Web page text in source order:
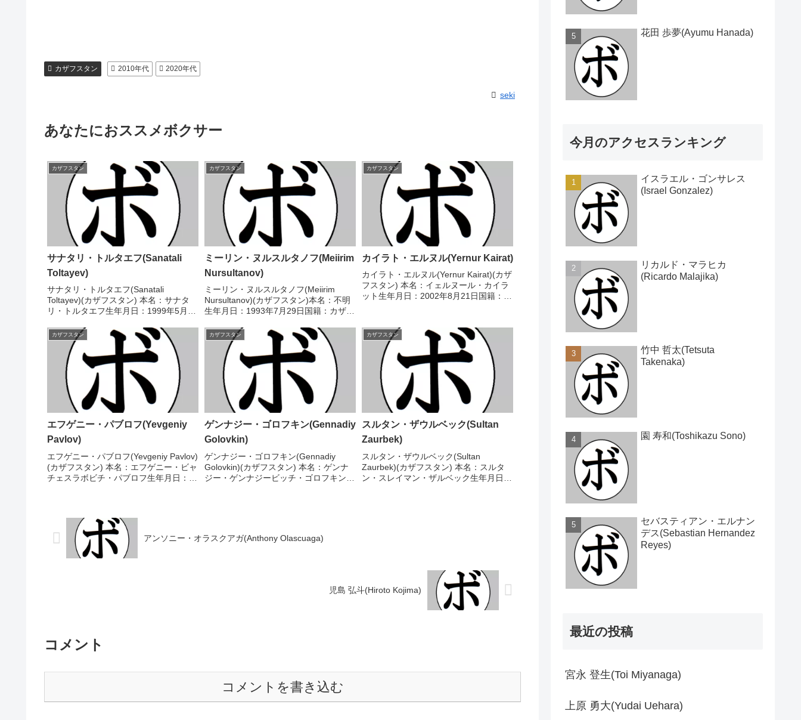
カザフスタン 2010年代 2020年代
seki
あなたにおススメボクサー
カザフスタン
サナタリ・トルタエフ(Sanatali
Toltayev)
サナタリ・トルタエフ(Sanatali
Toltayev)(カザフスタン) 本名：サナタ
リ・トルタエフ生年月日：1999年5月26
(2KO)1敗 【獲得タイトル】2015年アジ
アジュニア選手権バンタム級優勝...
カザフスタン
ミーリン・ヌルスルタノフ(Meiirim
Nursultanov)
ミーリン・ヌルスルタノフ(Meiirim
Nursultanov)(カザフスタン)本名：不明
生年月日：1993年7月29日国籍：カザフ
イトル】NABF北米ミドル級ジュニア王
座WBC米国(USNBC...
カザフスタン
カイラト・エルヌル(Yernur Kairat)
カイラト・エルヌル(Yernur Kairat)(カザ
フスタン) 本名：イェルヌール・カイラ
ット生年月日：2002年8月21日国籍：カ
●1RKO イェルダ...
カザフスタン
エフゲニー・パブロフ(Yevgeniy
Pavlov)
エフゲニー・パブロフ(Yevgeniy Pavlov)
(カザフスタン) 本名：エフゲニー・ビャ
チェスラボビチ・パブロフ生年月日：
カザフスタン
ゲンナジー・ゴロフキン(Gennadiy
Golovkin)
ゲンナジー・ゴロフキン(Gennadiy
Golovkin)(カザフスタン) 本名：ゲンナ
ジー・ゲンナジービッチ・ゴロフキン生
カザフスタン
スルタン・ザウルベック(Sultan
Zaurbek)
スルタン・ザウルベック(Sultan
Zaurbek)(カザフスタン) 本名：スルタ
ン・スレイマン・ザルベック生年月日：
アンソニー・オラスクアガ(Anthony Olascuaga)
児島 弘斗(Hiroto Kojima)
コメント
コメントを書き込む
花田 歩夢(Ayumu Hanada)
今月のアクセスランキング
イスラエル・ゴンサレス
(Israel Gonzalez)
リカルド・マラヒカ
(Ricardo Malajika)
竹中 哲太(Tetsuta
Takenaka)
園 寿和(Toshikazu Sono)
セバスティアン・エルナン
デス(Sebastian Hernandez
Reyes)
最近の投稿
宮永 登生(Toi Miyanaga)
上原 勇大(Yudai Uehara)